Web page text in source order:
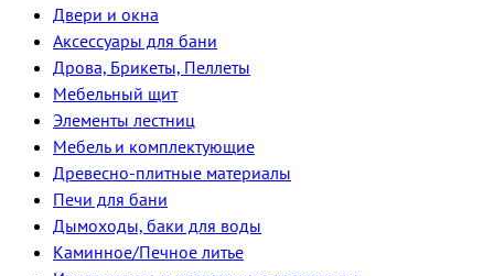
Двери и окна
Аксессуары для бани
Дрова, Брикеты, Пеллеты
Мебельный щит
Элементы лестниц
Мебель и комплектующие
Древесно-плитные материалы
Печи для бани
Дымоходы, баки для воды
Каминное/Печное литье